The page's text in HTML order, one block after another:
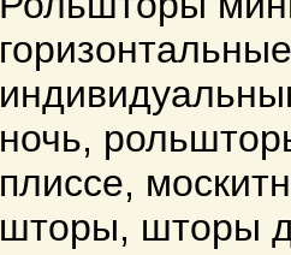
ночь,
плиссе,
шторы, шторы